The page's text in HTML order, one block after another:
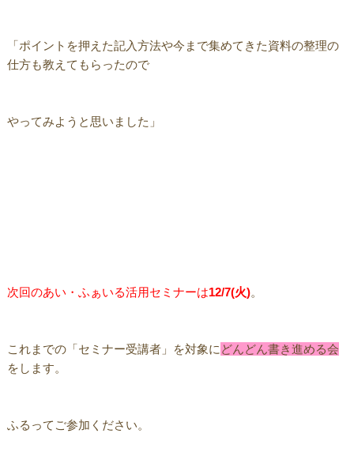
「ポイントを押えた記入方法や今まで集めてきた資料の整理の
仕方も教えてもらったので
やってみようと思いました」
次回のあい・ふぁいる活用セミナーは12/7(火)。
これまでの「セミナー受講者」を対象に どんどん書き進める会
をします。
ふるってご参加ください。